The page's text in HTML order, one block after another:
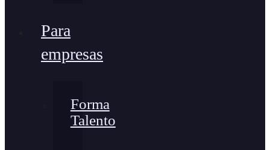
Para
empresas
Forma
Talento